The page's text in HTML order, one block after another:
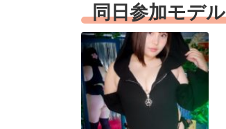
同日参加モデル